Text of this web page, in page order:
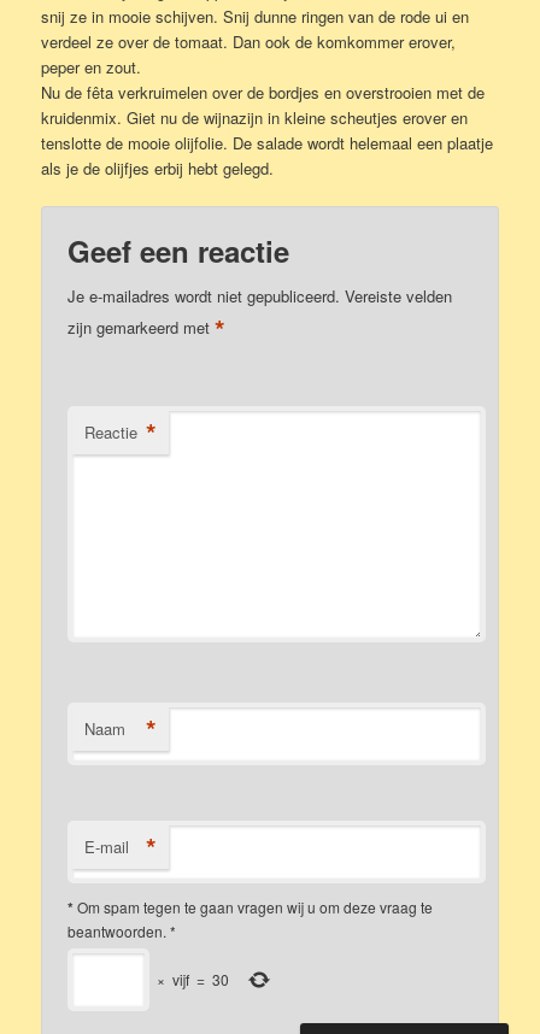
snij ze in mooie schijven. Snij dunne ringen van de rode ui en
verdeel ze over de tomaat. Dan ook de komkommer erover,
peper en zout.
Nu de fêta verkruimelen over de bordjes en overstrooien met de
kruidenmix. Giet nu de wijnazijn in kleine scheutjes erover en
tenslotte de mooie olijfolie. De salade wordt helemaal een plaatje
als je de olijfjes erbij hebt gelegd.
Geef een reactie
Je e-mailadres wordt niet gepubliceerd. Vereiste velden
zijn gemarkeerd met*
Reactie *
Naam *
E-mail *
*Om spam tegen te gaan vragen wij u om deze vraag te
beantwoorden. *
× vijf = 30